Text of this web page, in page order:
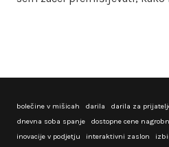
bolečine v mišicah darila darila za
dnevna soba spanje
dostopne cene
inovacije v podjetju
interaktivni zaslon